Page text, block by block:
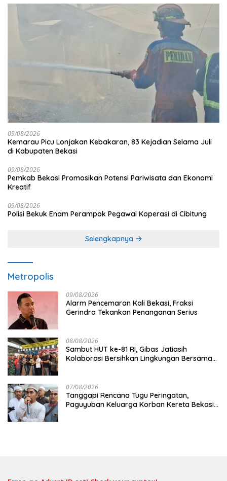
09/08/2026
Kemarau Picu Lonjakan Kebakaran, 83 Kejadian Selama Juli
di Kabupaten Bekasi
09/08/2026
Pemkab Bekasi Promosikan Potensi Pariwisata dan Ekonomi
Kreatif
09/08/2026
Polisi Bekuk Enam Perampok Pegawai Koperasi di Cibitung
Selengkapnya
Metropolis
09/08/2026
Alarm Pencemaran Kali Bekasi, Fraksi
Gerindra Tekankan Penanganan Serius
08/08/2026
Sambut HUT ke-81 RI, Gibas Jatiasih
Kolaborasi Bersihkan Lingkungan Bersama
07/08/2026
Tanggapi Rencana Tugu Peringatan,
Paguyuban Keluarga Korban Kereta Bekasi